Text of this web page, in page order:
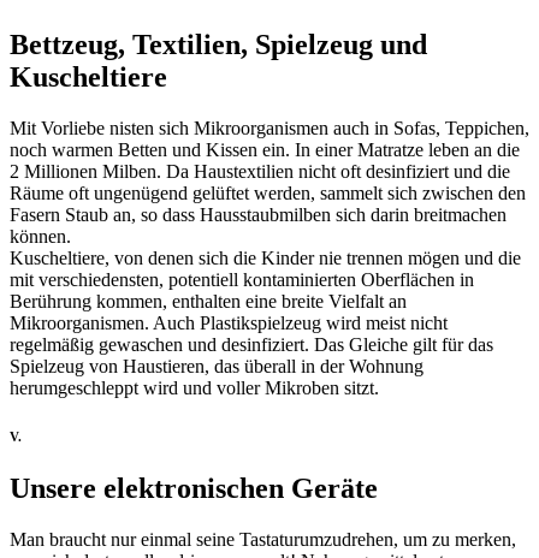
Bettzeug, Textilien, Spielzeug und
Kuscheltiere
Mit Vorliebe nisten sich Mikroorganismen auch in Sofas, Teppichen,
noch warmen Betten und Kissen ein. In einer Matratze leben an die
2 Millionen Milben. Da Haustextilien nicht oft desinfiziert und die
Räume oft ungenügend gelüftet werden, sammelt sich zwischen den
Fasern Staub an, so dass Hausstaubmilben sich darin breitmachen
können.
Kuscheltiere, von denen sich die Kinder nie trennen mögen und die
mit verschiedensten, potentiell kontaminierten Oberflächen in
Berührung kommen, enthalten eine breite Vielfalt an
Mikroorganismen. Auch Plastikspielzeug wird meist nicht
regelmäßig gewaschen und desinfiziert. Das Gleiche gilt für das
Spielzeug von Haustieren, das überall in der Wohnung
herumgeschleppt wird und voller Mikroben sitzt.
V.
Unsere elektronischen Geräte
Man braucht nur einmal seine Tastaturumzudrehen, um zu merken,